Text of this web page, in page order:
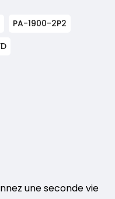
PA-1900-2P2
une seconde vie